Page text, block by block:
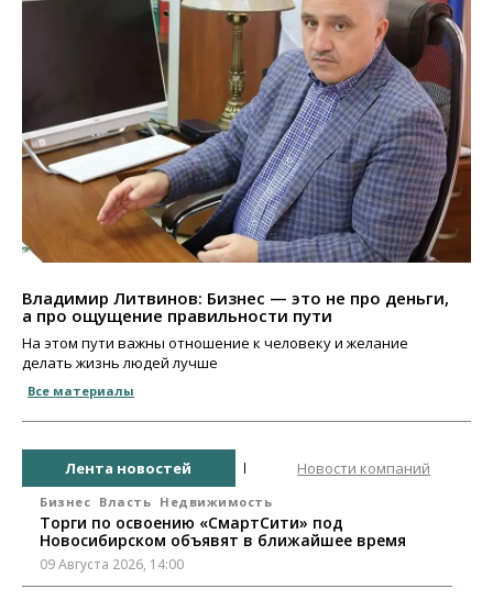
Владимир Литвинов: Бизнес — это не про деньги,
а про ощущение правильности пути
На этом пути важны отношение к человеку и желание
делать жизнь людей лучше
Все материалы
Лента новостей Новости компаний
Бизнес Власть Недвижимость
Торги по освоению «СмартСити» под
Новосибирском объявят в ближайшее время
09 Августа 2026, 14:00